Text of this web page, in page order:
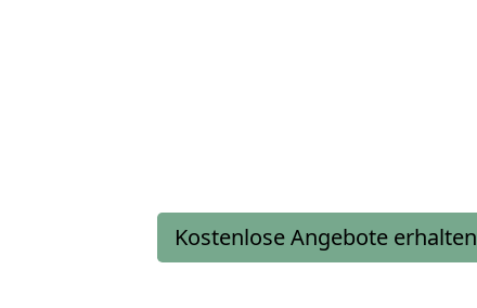
Kostenlose Angebote erhalten